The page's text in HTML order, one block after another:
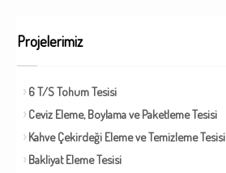
Projelerimiz
6 T/S Tohum Tesisi
Ceviz Eleme, Boylama ve Paketleme Tesisi
Kahve Çekirdeği Eleme ve Temizleme Tesisi
Bakliyat Eleme Tesisi